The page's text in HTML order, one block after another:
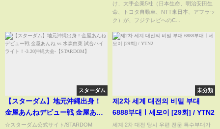
に【時事ゆっくり】
け、大手企業5社（日本生命、明治安田生
命、トヨタ自動車、NTT東日本、アフラッ
ク）が、フジテレビへのC...
スターダム
【スターダム】地元沖縄出身！
金屋あんねデビュー戦 金屋あん
ね vs 水森由菜 試合ハイライ
☆スターダム公式サイト/STARDOM
未分類
제2차 세계 대전의 비밀 부대
6888부대ㅣ세모이 [29회] / YTN2
세계 2차 대전 당시 우편 전문 특수부대가